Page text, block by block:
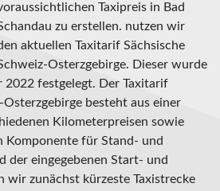
Taxipreis in Bad
zu erstellen. nutzen wir
aktuellen Taxitarif Sächsische
Osterzgebirge. Dieser wurde
2022 festgelegt. Der Taxitarif
Osterzgebirge besteht aus einer
Kilometerpreisen sowie
Komponente für Stand- und
der eingegebenen Start- und
wir zunächst kürzeste Taxistrecke